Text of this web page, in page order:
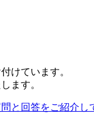
けています。
ます。
と回答をご紹介し